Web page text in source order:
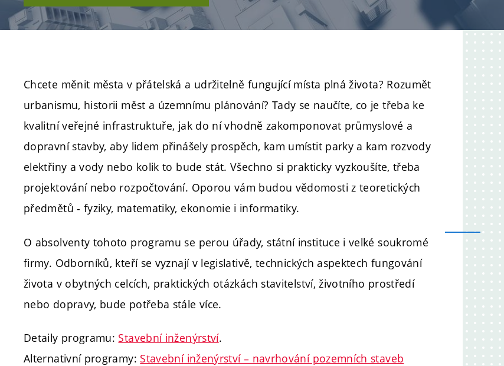
Chcete měnit města v přátelská a udržitelně fungující místa plná života? Rozumět
urbanismu, historii měst a územnímu plánování? Tady se naučíte, co je třeba ke
kvalitní veřejné infrastruktuře, jak do ní vhodně zakomponovat průmyslové a
dopravní stavby, aby lidem přinášely prospěch, kam umístit parky a kam rozvody
elektřiny a vody nebo kolik to bude stát. Všechno si prakticky vyzkoušíte, třeba
projektování nebo rozpočtování. Oporou vám budou vědomosti z teoretických
předmětů - fyziky, matematiky, ekonomie i informatiky.
O absolventy tohoto programu se perou úřady, státní instituce i velké soukromé
firmy. Odborníků, kteří se vyznají v legislativě, technických aspektech fungování
života v obytných celcích, praktických otázkách stavitelství, životního prostředí
nebo dopravy, bude potřeba stále více.
Detaily programu: Stavební inženýrství.
Alternativní programy: Stavební inženýrství – navrhování pozemních staveb